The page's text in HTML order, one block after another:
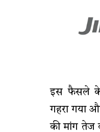
इस फैसले के
गहरा गया
की मांग तेज